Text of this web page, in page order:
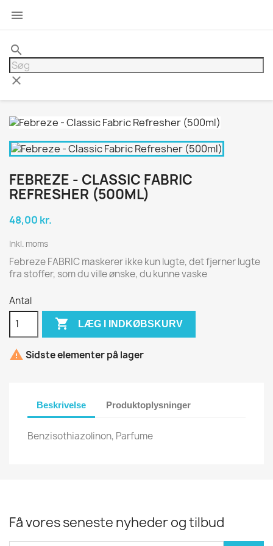

search
clear
FEBREZE - CLASSIC FABRIC
REFRESHER (500ML)
48,00 kr.
Inkl. moms
Febreze FABRIC maskerer ikke kun lugte, det fjerner lugte
fra stoffer, som du ville ønske, du kunne vaske
Antal
 LÆG I INDKØBSKURV
 Sidste elementer på lager
Beskrivelse Produktoplysninger
Benzisothiazolinon, Parfume
Få vores seneste nyheder og tilbud